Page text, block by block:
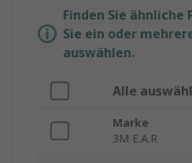
Finden Sie
Sie ein oder
auswählen.
Alle
Marke
3M E.A.R